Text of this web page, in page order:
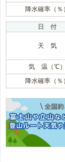
降水確率（％
日 付
天 気
気 温（℃）
降水確率（％